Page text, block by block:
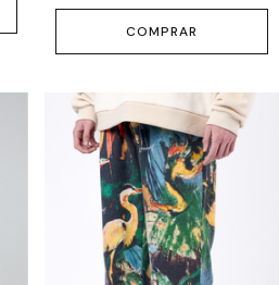
COMPRAR